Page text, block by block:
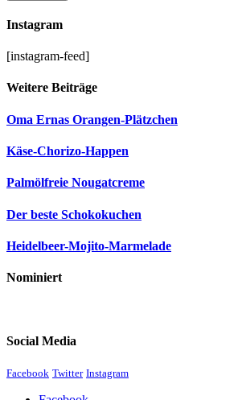
Instagram
[instagram-feed]
Weitere Beiträge
Oma Ernas Orangen-Plätzchen
Käse-Chorizo-Happen
Palmölfreie Nougatcreme
Der beste Schokokuchen
Heidelbeer-Mojito-Marmelade
Nominiert
Social Media
Facebook Twitter Instagram